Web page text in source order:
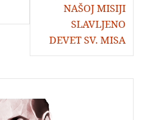
NAŠOJ MISIJI
SLAVLJENO
DEVET SV. MISA